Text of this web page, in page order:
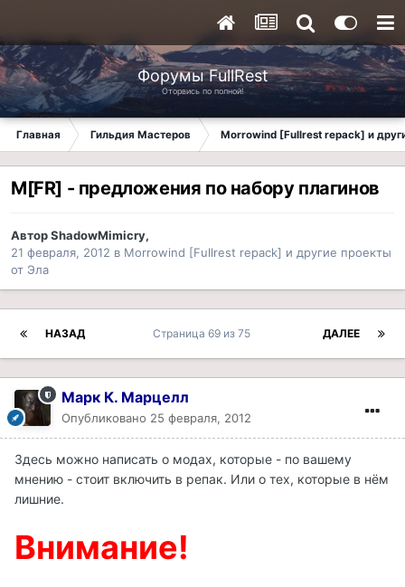
Форумы FullRest
Оторвись по полной!
Главная Гильдия Мастеров Morrowind [Fullrest repack] и
M[FR] - предложения по набору плагинов
АвторShadowMimicry,
21 февраля, 2012 в Morrowind [Fullrest repack] и другие проекты
от Эла
НАЗАД ДАЛЕЕ
Страница 69 из 75
Марк К. Марцелл
Опубликовано 25 февраля, 2012
Здесь можно написать о модах, которые - по вашему
мнению - стоит включить в репак. Или о тех, которые в нём
лишние.
Внимание!